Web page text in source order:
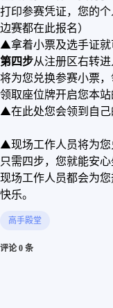
打印参赛凭证，您的
边赛都在此报名）
▲拿着小票及选手证就
第四步从注册区右转
将为您兑换参赛小票
领取座位牌开启您本站
▲在此处您会领到自
▲现场工作人员将为
只需四步，您就能安
现场工作人员都会为
快乐。
高手殿堂
评论 0 条